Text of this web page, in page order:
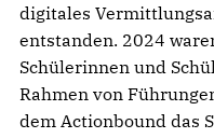
digitales
entstanden. 2024
Schülerinnen und
Rahmen von
dem Actionbound das